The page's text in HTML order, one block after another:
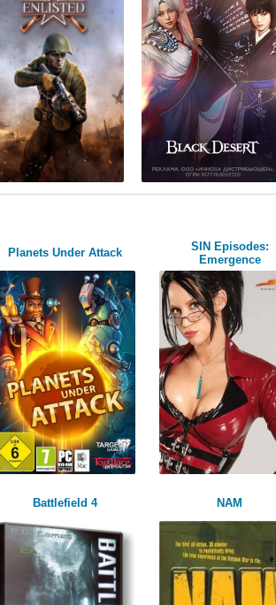
Planets Under Attack
SIN Episodes:
Emergence
Battlefield 4 NAM